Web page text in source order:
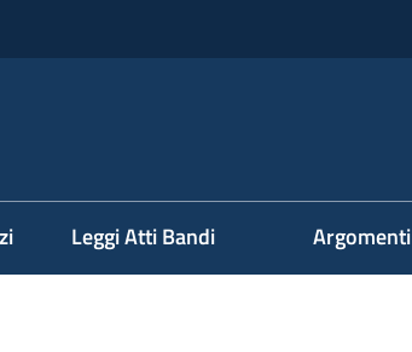
Leggi Atti Bandi Argomenti